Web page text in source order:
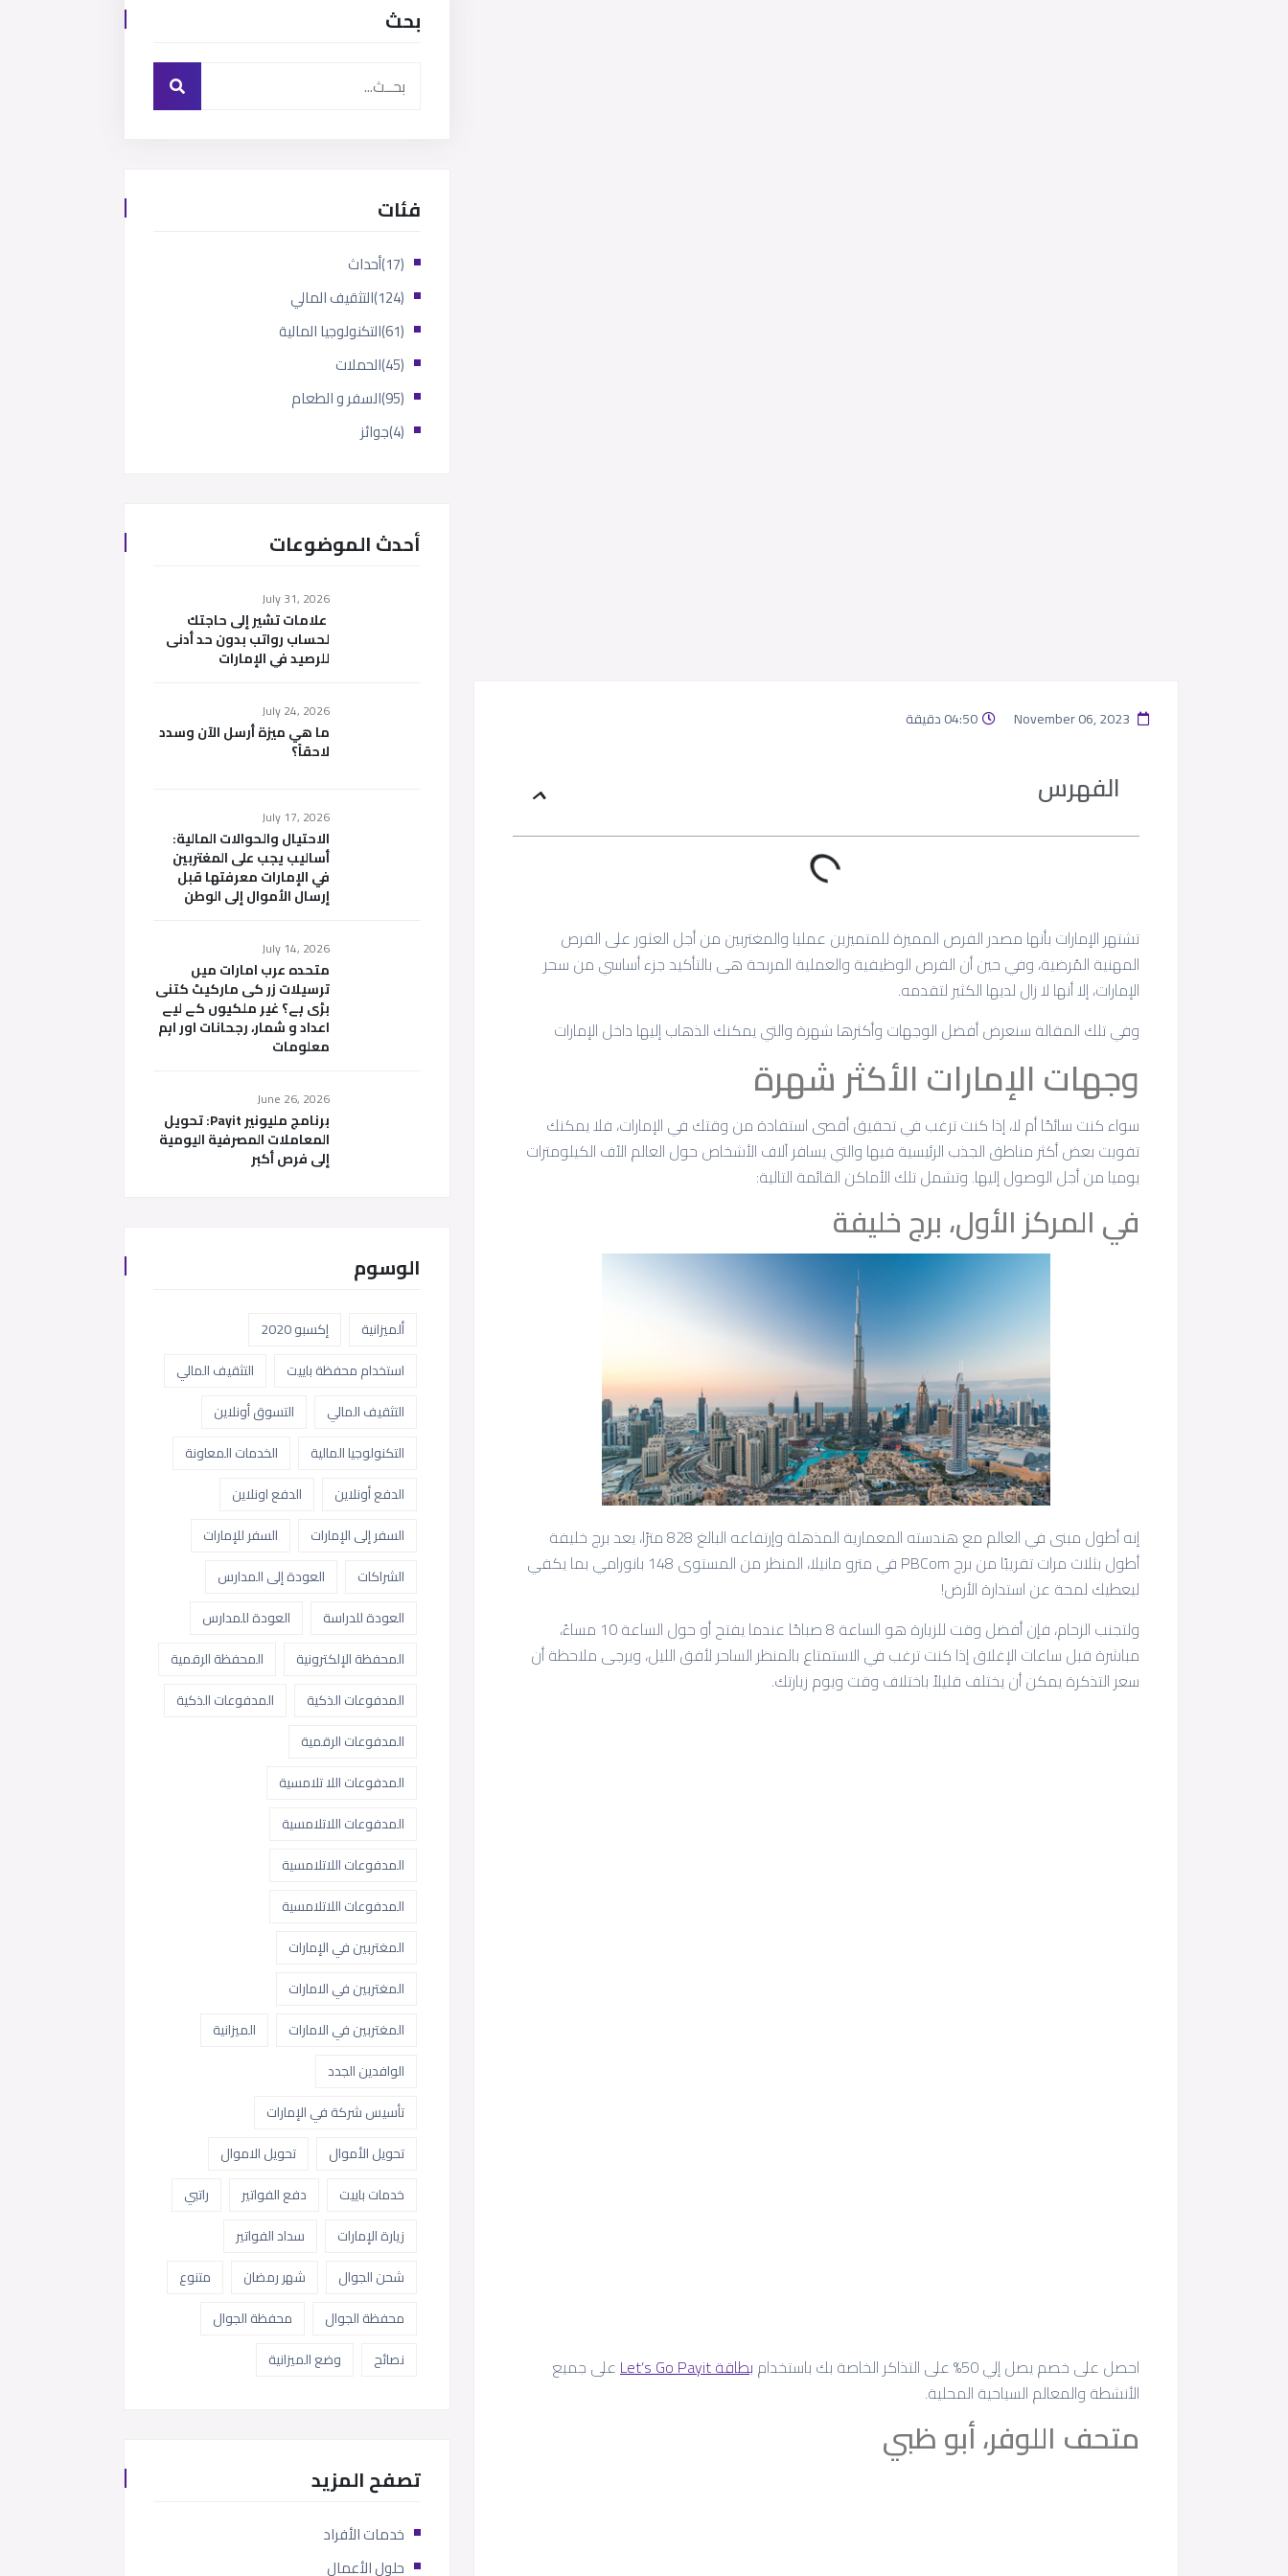
04:50 دقيقة
الفهرس
تشتهر الإمارات بأنها مصدر الفرص المميزة للمتميزين عمليا والمغتربين من أجل العثور على الفرص
المهنية المُرضية، وفي حين أن الفرص الوظيفية والعملية المربحة هى بالتأكيد جزء أساسي من سحر
الإمارات، إلا أنها لا زال لديها الكثير لتقدمه.
وفي تلك المقالة سنعرض أفضل الوجهات وأكثرها شهرة والتي يمكنك الذهاب إليها داخل الإمارات
وجهات الإمارات الأكثر شهرة
سواء كنت سائحًا أم لا، إذا كنت ترغب في تحقيق أقصى استفادة من وقتك في الإمارات، فلا يمكنك
تفويت بعض أكثر مناطق الجذب الرئيسية فيها والتي يسافر آلاف الأشخاص حول العالم الآف الكيلومترات
يوميا من أجل الوصول إليها. وتشمل تلك الأماكن القائمة التالية:
في المركز الأول، برج خليفة
إنه أطول مبنى في العالم مع هندسته المعمارية المذهلة وإرتفاعه البالغ 828 مترًا، يعد برج خليفة
أطول بثلاث مرات تقريبًا من برج PBCom في مترو مانيلا، المنظر من المستوى 148 بانورامي بما يكفي
ليعطيك لمحة عن استدارة الأرض!
ولتجنب الزحام، فإن أفضل وقت للزيارة هو الساعة 8 صباحًا عندما يفتح أو حول الساعة 10 مساءً،
مباشرة قبل ساعات الإغلاق إذا كنت ترغب في الاستمتاع بالمنظر الساحر لأفق الليل، ويرجى ملاحظة أن
سعر التذكرة يمكن أن يختلف قليلاً باختلاف وقت ويوم زيارتك.
احصل على خصم يصل إلي 50% على التذاكر الخاصة بك باستخدام بطاقة Let’s Go Payit
على جميع
الأنشطة والمعالم السياحية المحلية.
متحف اللوفر، أبو ظبي
بحث
فئات
أحداث
(17)
التثقيف المالي
(124)
التكنولوجيا المالية
(61)
الحملات
(45)
السفر و الطعام
(95)
جوائز (4)
أحدث الموضوعات
July 31, 2026
علامات تشير إلى حاجتك
لحساب رواتب بدون حد أدنى
للرصيد في الإمارات
July 24, 2026
ما هي ميزة أرسل الآن وسدد
لاحقاً؟
July 17, 2026
الاحتيال والحوالات المالية:
أساليب يجب على المغتربين
في الإمارات معرفتها قبل
إرسال الأموال إلى الوطن
July 14, 2026
متحدہ عرب امارات میں
ترسیلات زر کی مارکیٹ کتنی
بڑی ہے؟ غیر ملکیوں کے لیے
اعداد و شمار، رجحانات اور اہم
معلومات
June 26, 2026
برنامج مليونير Payit: تحويل
المعاملات المصرفية اليومية
إلى فرص أكبر
الوسوم
ألميزانية
إكسبو 2020
استخدام محفظة باييت
التثقيف المالي
التثقيف المالي
التسوق أونلاين
التكنولوجيا المالية
الخدمات المعاونة
الدفع أونلاين
الدفع اونلاين
السفر إلى الإمارات
السفر للإمارات
الشراكات
العودة إلى المدارس
العودة للدراسة
العودة للمدارس
المحفظة الإلكترونية
المحفظة الرقمية
المدفوعات الذكية
المدفوعات الذكية
المدفوعات الرقمية
المدفوعات اللا تلامسية
المدفوعات اللاتلامسية
المدفوعات اللاتلامسية
المدفوعات اللاتلامسية
المغتربين في الإمارات
المغتربين في الامارات
المغتربين في الامارات
الميزانية
الوافدين الجدد
تأسيس شركة في الإمارات
تحويل الأموال
تحويل الاموال
خدمات باييت
دفع الفواتير
راتبي
زيارة الإمارات
سداد الفواتير
شحن الجوال
شهر رمضان
متنوع
محفظة الجوال
محفظة الجوال
نصائح
وضع الميزانية
تصفح المزيد
خدمات الأفراد
حلول الأعمال